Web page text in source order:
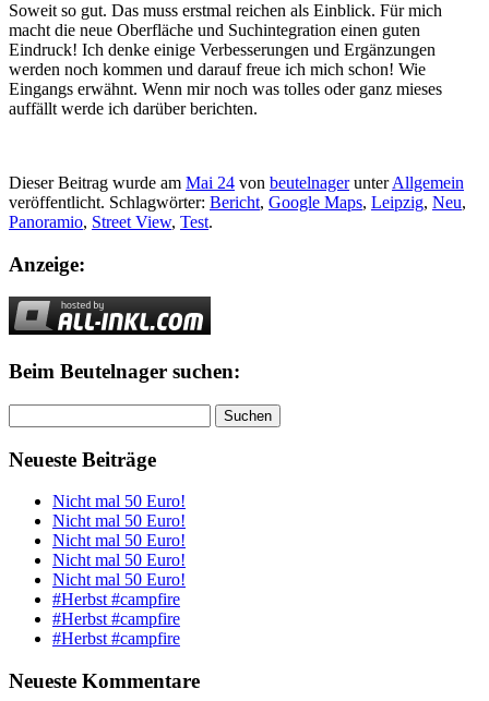
Soweit so gut. Das muss erstmal reichen als Einblick. Für mich
macht die neue Oberfläche und Suchintegration einen guten
Eindruck! Ich denke einige Verbesserungen und Ergänzungen
werden noch kommen und darauf freue ich mich schon! Wie
Eingangs erwähnt. Wenn mir noch was tolles oder ganz mieses
auffällt werde ich darüber berichten.
Dieser Beitrag wurde am Mai 24 von beutelnagerunterAllgemein
veröffentlicht. Schlagwörter: Bericht, Google Maps, Leipzig, Neu,
Panoramio, Street View, Test.
Anzeige:
Beim Beutelnager suchen:
nach:
Neueste Beiträge
Nicht mal 50 Euro!
Nicht mal 50 Euro!
Nicht mal 50 Euro!
Nicht mal 50 Euro!
Nicht mal 50 Euro!
#Herbst #campfire
#Herbst #campfire
#Herbst #campfire
Neueste Kommentare